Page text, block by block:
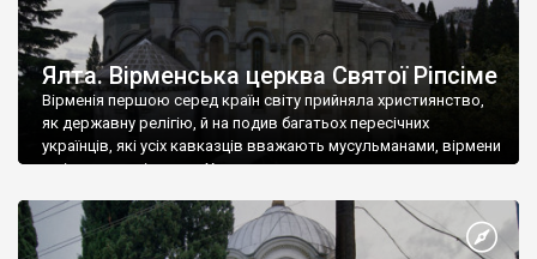
Ялта. Вірменська церква Святої Ріпсіме
Вірменія першою серед країн світу прийняла християнство,
як державну релігію, й на подив багатьох пересічних
українців, які усіх кавказців вважають мусульманами, вірмени
є відданими вірянами Христа